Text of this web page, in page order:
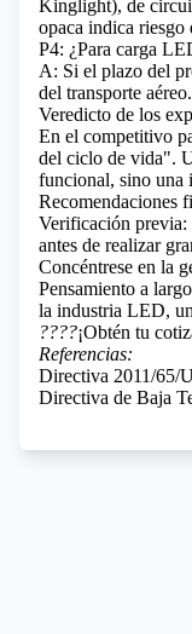
Kinglight), de
opaca indica riesgo
P4: ¿Para carga
A: Si el plazo del
del transporte
Veredicto de los
En el competitivo
del ciclo de vida".
funcional, sino una
Recomendaciones
Verificación previa:
antes de realizar
Concéntrese en la
Pensamiento a
la industria LED,
????¡Obtén tu
Referencias:
Directiva 2011/65/
Directiva de Baja